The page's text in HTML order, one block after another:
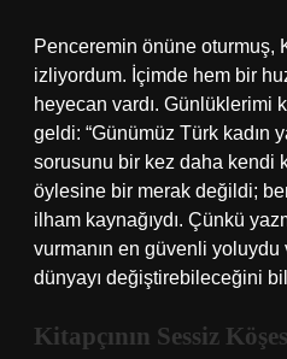
Penceremin önüne oturmuş,
izliyordum. İçimde hem bir
heyecan vardı. Günlüklerimi
geldi: “Günümüz Türk kadın
sorusunu bir kez daha kendi
öylesine bir merak değildi;
ilham kaynağıydı. Çünkü
vurmanın en güvenli yoluydu
dünyayı değiştirebileceğini
Kitapçının Sessiz